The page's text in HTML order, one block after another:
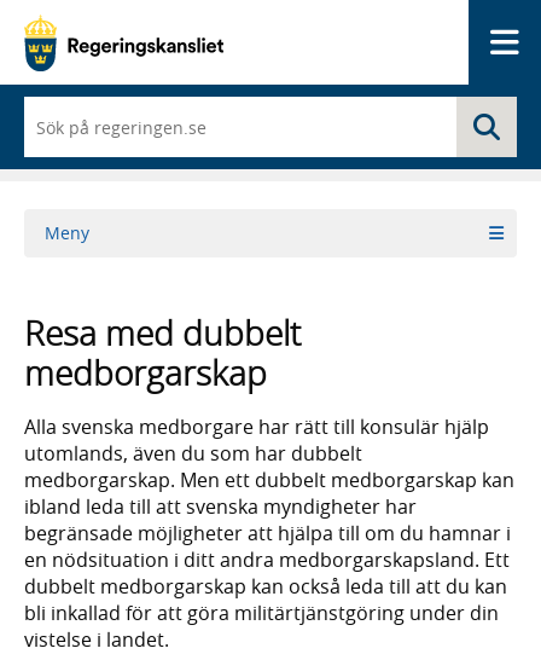
du
börjar
skriva
framträder
sökförslag
Meny
Resa med dubbelt
medborgarskap
Alla svenska medborgare har rätt till konsulär hjälp
utomlands, även du som har dubbelt
medborgarskap. Men ett dubbelt medborgarskap kan
ibland leda till att svenska myndigheter har
begränsade möjligheter att hjälpa till om du hamnar i
en nödsituation i ditt andra medborgarskapsland. Ett
dubbelt medborgarskap kan också leda till att du kan
bli inkallad för att göra militärtjänstgöring under din
vistelse i landet.